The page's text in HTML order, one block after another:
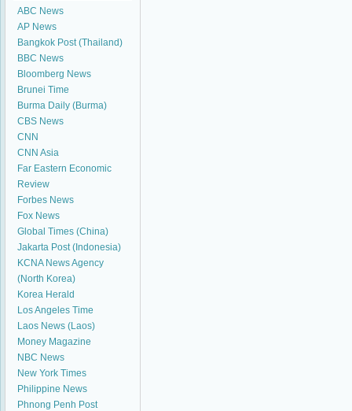
ABC News
AP News
Bangkok Post (Thailand)
BBC News
Bloomberg News
Brunei Time
Burma Daily (Burma)
CBS News
CNN
CNN Asia
Far Eastern Economic
Review
Forbes News
Fox News
Global Times (China)
Jakarta Post (Indonesia)
KCNA News Agency
(North Korea)
Korea Herald
Los Angeles Time
Laos News (Laos)
Money Magazine
NBC News
New York Times
Philippine News
Phnong Penh Post